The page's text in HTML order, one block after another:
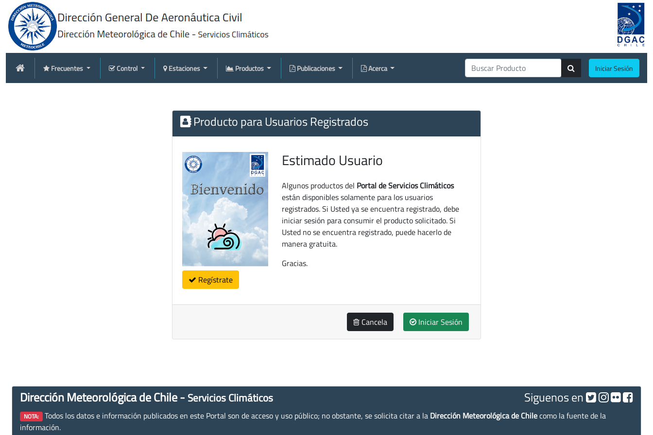
Frecuentes Control Estaciones Productos Publicaciones Acerca Iniciar Sesión
Producto para Usuarios Registrados
Regístrate
Estimado Usuario
Algunos productos del Portal de Servicios Climáticos
están disponibles solamente para los usuarios
registrados. Si Usted ya se encuentra registrado, debe
iniciar sesión para consumir el producto solicitado. Si
Usted no se encuentra registrado, puede hacerlo de
manera gratuita.
Gracias.
Cancela Iniciar Sesión
Dirección Meteorológica de Chile - Servicios Climáticos Siguenos en
NOTA: Todos los datos e información publicados en este Portal son de acceso y uso público; no obstante, se solicita citar a la Dirección Meteorológica de Chilecomo la fuente de la
información.